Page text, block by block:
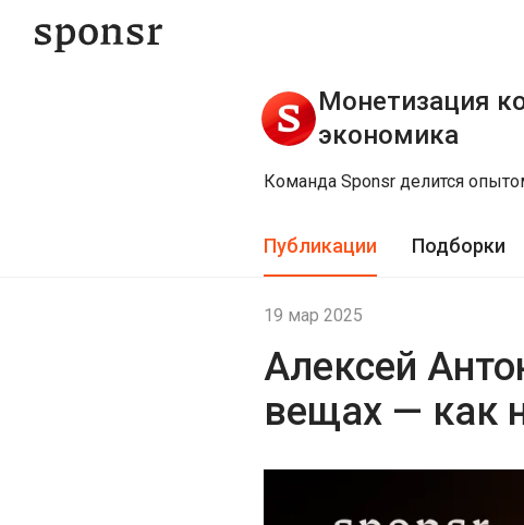
Монетизация
экономика
Команда Sponsr делится
Публикации Подборки
19 мар 2025
Алексей
вещах — как